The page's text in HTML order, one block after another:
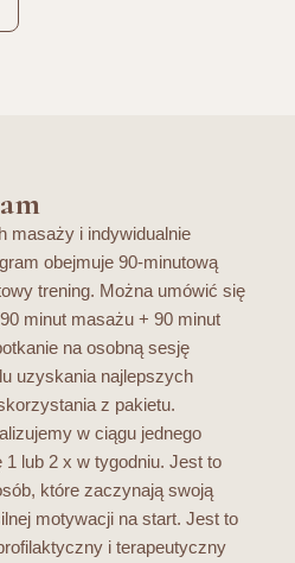
masaży i indywidualnie
obejmuje 90-minutową
trening. Można umówić się
minut masażu + 90 minut
na osobną sesję
uzyskania najlepszych
z pakietu.
w ciągu jednego
lub 2 x w tygodniu. Jest to
które zaczynają swoją
motywacji na start. Jest to
i terapeutyczny